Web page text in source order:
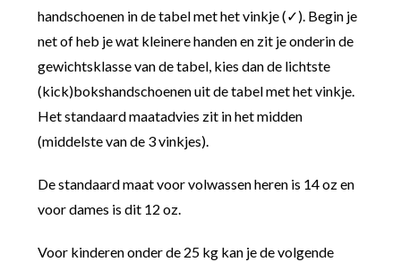
handschoenen in de tabel met het vinkje (✓). Begin je
net of heb je wat kleinere handen en zit je onderin de
gewichtsklasse van de tabel, kies dan de lichtste
(kick)bokshandschoenen uit de tabel met het vinkje.
Het standaard maatadvies zit in het midden
(middelste van de 3 vinkjes).
De standaard maat voor volwassen heren is 14 oz en
voor dames is dit 12 oz.
Voor kinderen onder de 25 kg kan je de volgende